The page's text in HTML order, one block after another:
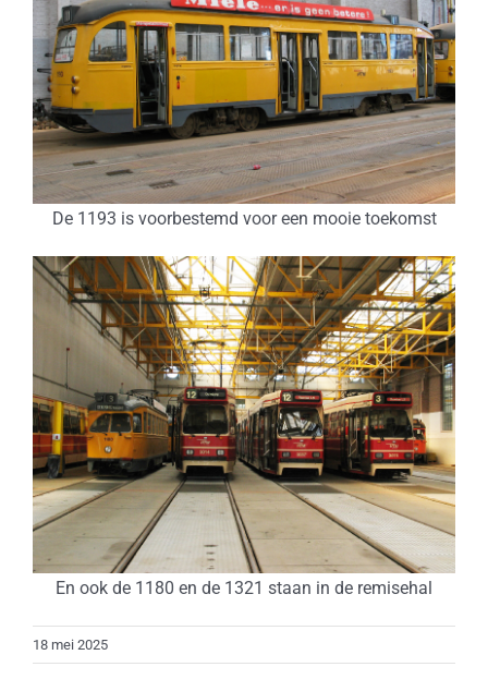
De 1193 is voorbestemd voor een mooie toekomst
En ook de 1180 en de 1321 staan in de remisehal
18 mei 2025